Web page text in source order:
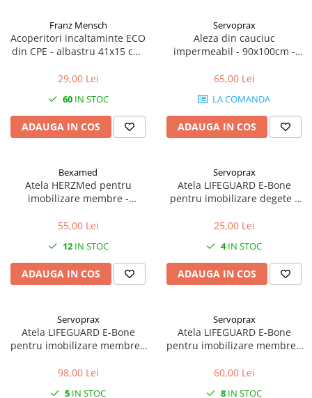
Franz Mensch
Acoperitori incaltaminte ECO
din CPE - albastru 41x15 cm,
buc
29,00 Lei
60IN STOC
ADAUGA IN COS
Servoprax
Aleza din cauciuc
impermeabil - 90x100cm -
65,00 Lei
LA COMANDA
ADAUGA IN COS
Bexamed
Atela HERZMed pentru
imobilizare membre -
radio-transparenta - rola
55,00 Lei
12IN STOC
ADAUGA IN COS
Servoprax
Atela LIFEGUARD E-Bone
pentru imobilizare degete -
radio-transparenta - 5x11 cm
25,00 Lei
4IN STOC
ADAUGA IN COS
Servoprax
Atela LIFEGUARD E-Bone
pentru imobilizare membre -
radio-transparenta - rola
98,00 Lei
5 IN STOC
Servoprax
Atela LIFEGUARD E-Bone
pentru imobilizare membre -
radio-transparenta - rola
60,00 Lei
8 IN STOC